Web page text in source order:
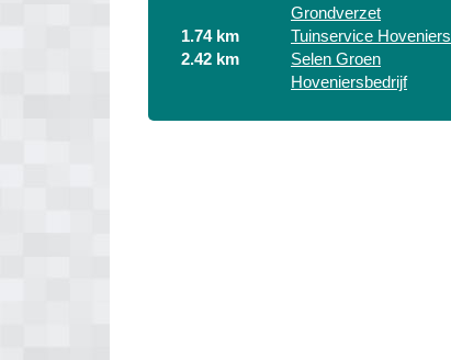
Grondverzet
1.74 km
Tuinservice Hoveniers
2.42 km
Selen Groen
Hoveniersbedrijf